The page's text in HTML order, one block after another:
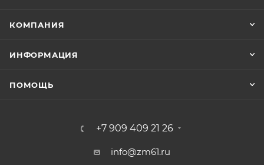
КОМПАНИЯ
ИНФОРМАЦИЯ
ПОМОЩЬ
+7 909 409 21 26
info@zm61.ru